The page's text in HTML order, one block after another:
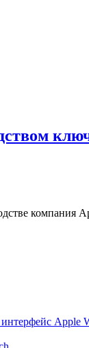
компания
Apple